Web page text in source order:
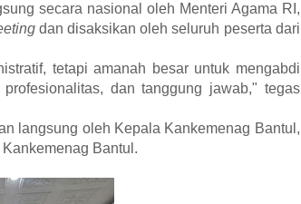
secara nasional oleh Menteri Agama RI,
dan disaksikan oleh seluruh peserta dari
tetapi amanah besar untuk mengabdi
dan tanggung jawab," tegas
langsung oleh Kepala Kankemenag Bantul,
Bantul.